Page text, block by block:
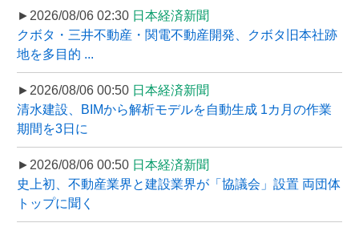
►2026/08/06 02:30 日本経済新聞
クボタ・三井不動産・関電不動産開発、クボタ旧本社跡
地を多目的 ...
►2026/08/06 00:50 日本経済新聞
清水建設、BIMから解析モデルを自動生成 1カ月の作業
期間を3日に
►2026/08/06 00:50 日本経済新聞
史上初、不動産業界と建設業界が「協議会」設置 両団体
トップに聞く